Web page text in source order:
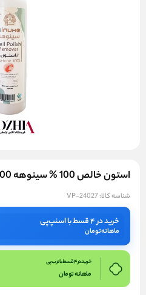
استون خالص 100 % سینوهه 1000 میل
شناسه کالا: VP-24027
خرید در ۴ قسط با اسنپ‌پی
ماهانهتومان
خرید در 4 قسط با ترب پی
ماهانهتومان